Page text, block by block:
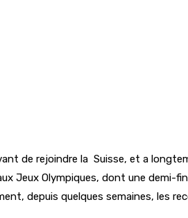
de rejoindre la Suisse, et a
Jeux Olympiques, dont une demi-
depuis quelques semaines, les